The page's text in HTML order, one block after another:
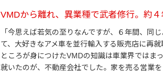
VMDから離れ、異業種で武者修行。約４
「今思えば若気の至りなんですが、６年間、同
て、大好きなアメ車を並行輸入する販売店に再就
ところが身につけたVMDの知識は車業界ではま
就いたのが、不動産会社でした。家を売る営業